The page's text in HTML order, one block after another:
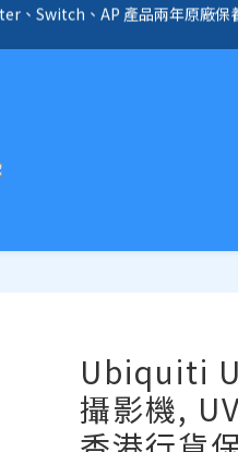
免運優惠！（SSD、HDD、
、儲存、監控、會議、智能化
Ubiquiti
攝影機,